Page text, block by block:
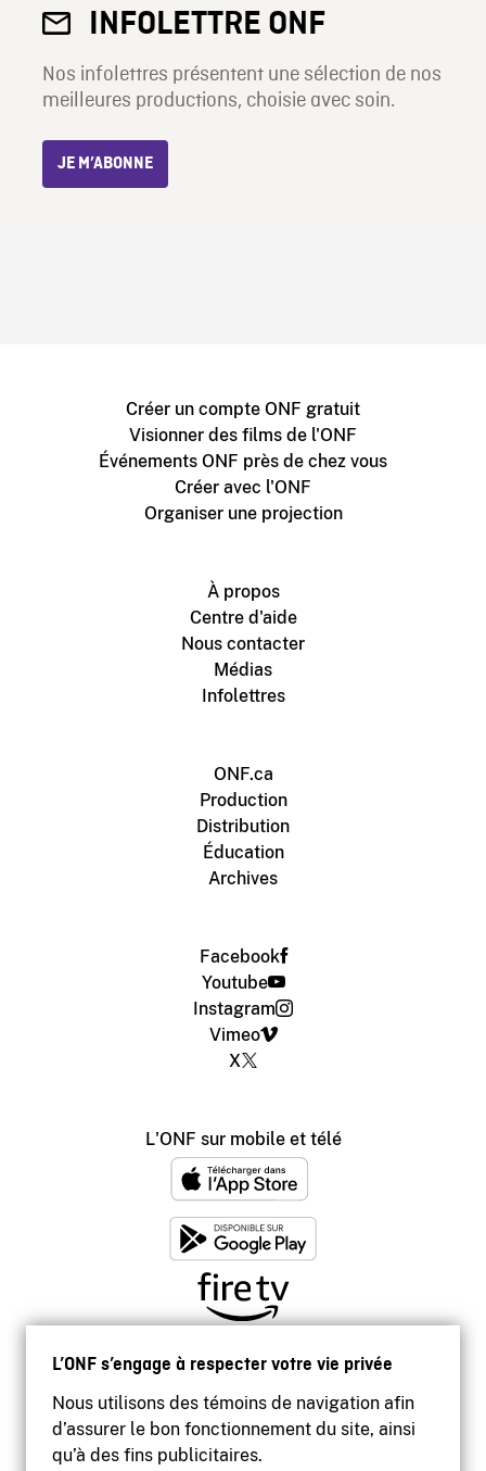
L’ONF s’engage à respecter votre vie privée
Nous utilisons des témoins de navigation afin
d’assurer le bon fonctionnement du site, ainsi
qu’à des fins publicitaires.
INFOLETTRE ONF
Nos infolettres présentent une sélection de nos
meilleures productions, choisie avec soin.
JE M’ABONNE
Créer un compte ONF gratuit
Visionner des films de l'ONF
Événements ONF près de chez vous
Créer avec l'ONF
Organiser une projection
À propos
Centre d'aide
Nous contacter
Médias
Infolettres
ONF.ca
Production
Distribution
Éducation
Archives
Facebook
Youtube
Instagram
Vimeo
X
L'ONF sur mobile et télé